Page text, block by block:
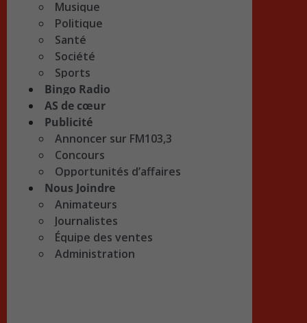
Musique
Politique
Santé
Société
Sports
Bingo Radio
AS de cœur
Publicité
Annoncer sur FM103,3
Concours
Opportunités d’affaires
Nous Joindre
Animateurs
Journalistes
Équipe des ventes
Administration